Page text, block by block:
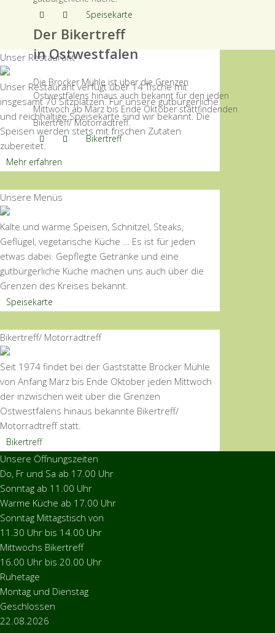
Speisekarte
Der Bikertreff
in Ostwestfalen
Die Brocker Mühle ist über die Grenzen
Ostwestfalens hinaus auch bekannt für den jeden
Mittwoch ab März bis Ende Oktober stattfindenden
Bikertreff/ Motorradtreff.
Bikertreff
Unser Restaurant
Unser Restaurant verfügt über 14 Tische mit
insgesamt 70 Sitzplätzen. Für unsere gutbürgerliche
und reichhaltige Speisekarte sind wir bekannt. Die
Speisen werden stets mit frischen Zutaten
zubereitet.
Mehr erfahren
Unsere Menüs
Kalte und warme Speisen, Schnitzel, Steaks,
Geflügel, vegetarische Küche … Es ist für jeden
etwas dabei. Gepflegte Getränke und eine
gutbürgerliche Küche machen uns auch über die
Grenzen des Kreises bekannt.
Speisekarte
Bikertreff/ Motorradtreff
Seit 1974 findet bei der Gaststätte Brocker Mühle
von Anfang März bis Ende Oktober jeden Mittwoch
der inzwischen weit über die Grenzen
Ostwestfalens hinaus bekannte Bikertreff/
Motorradtreff statt.
Bikertreff
Unsere Öffnungszeiten
Do, Fr und Sa ab 17.00 Uhr
Sonntag ab 11.00 Uhr
Warme Küche ab 17.00 Uhr
Sonntag Mittagstisch von
11.30 Uhr bis 14.00 Uhr
Mittwochs Bikertreff
16.00 Uhr bis 20.00 Uhr
Ruhetage
Montag und Dienstag
Geschlossen
22.08.2026